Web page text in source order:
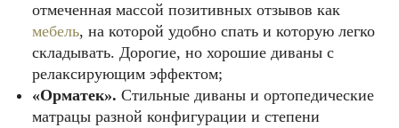
отмеченная массой позитивных отзывов как
мебель, на которой удобно спать и которую легко
складывать. Дорогие, но хорошие диваны с
релаксирующим эффектом;
«Орматек». Стильные диваны и ортопедические
матрацы разной конфигурации и степени